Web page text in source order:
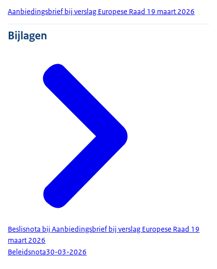
Aanbiedingsbrief bij verslag Europese Raad 19 maart 2026
Bijlagen
Beslisnota bij Aanbiedingsbrief bij verslag Europese Raad 19
maart 2026
Beleidsnota30-03-2026